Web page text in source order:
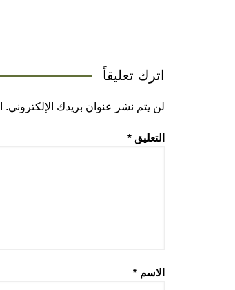
اترك تعليقاً
لن يتم نشر عنوان بريدك الإلكتروني.
التعليق *
الاسم *